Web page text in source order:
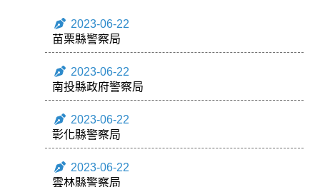
2023-06-22
苗栗縣警察局
2023-06-22
南投縣政府警察局
2023-06-22
彰化縣警察局
2023-06-22
雲林縣警察局